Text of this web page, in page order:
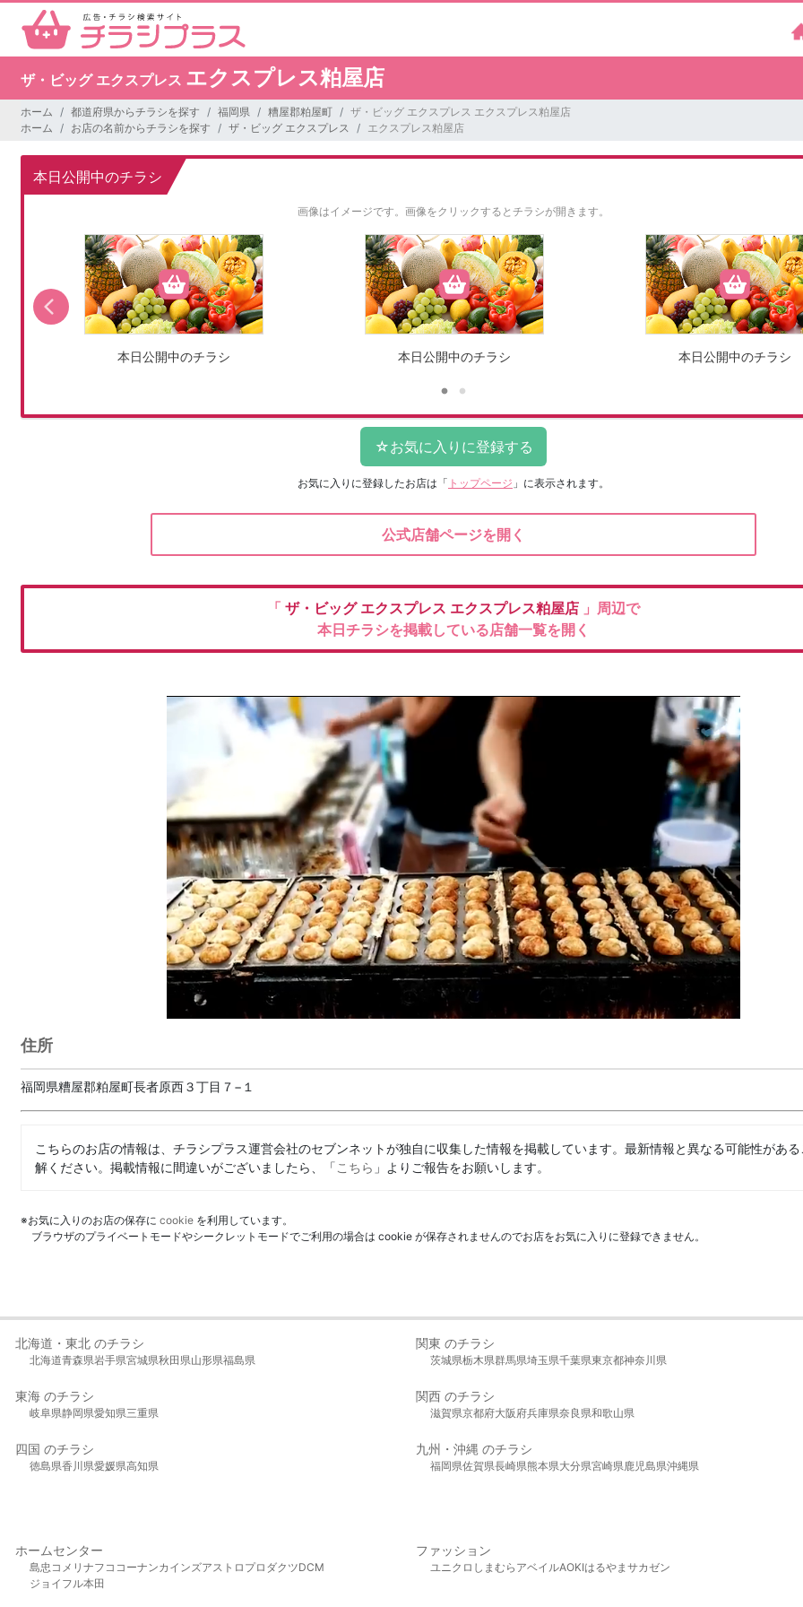
ザ・ビッグ エクスプレス エクスプレス粕屋店
ホーム 都道府県からチラシを探す 福岡県 糟屋郡粕屋町
ザ・ビッグ エクスプレス エクスプレス粕屋店
ホーム
お店の名前からチラシを探す ザ・ビッグ エクスプレス エクスプレス粕屋店
本日公開中のチラシ
画像はイメージです。 画像をクリックするとチラシが開きます。
本日公開中のチラシ 本日公開中のチラシ 本日公開中のチラシ
お気に入りに登録したお店は 「 トップページ 」に表示されます。
公式店舗ページを開く
「 ザ・ビッグ エクスプレス エクスプレス粕屋店 」周辺で
本日チラシを掲載している店舗一覧を開く
住所
福岡県糟屋郡粕屋町長者原西３丁目７−１
こちらのお店の情報は、チラシプラス運営会社のセブンネットが独自に収集した情報を掲載しています。最新情報と異なる可能性があ
解ください。掲載情報に間違いがございましたら、「こちら 」よりご報告をお願いします。
※お気に入りのお店の保存に cookie を利用しています。
ブラウザのプライベートモードやシークレットモードでご利用の場合は cookie が保存されませんのでお店をお気に入りに登録できません。
北海道・東北 のチラシ
北海道青森県岩手県宮城県秋田県山形県福島県
関東 のチラシ
茨城県栃木県群馬県埼玉県千葉県東京都神奈川県
東海 のチラシ
岐阜県静岡県愛知県三重県
関西 のチラシ
滋賀県京都府大阪府兵庫県奈良県和歌山県
四国 のチラシ
徳島県香川県愛媛県高知県
九州・沖縄 のチラシ
福岡県佐賀県長崎県熊本県大分県宮崎県鹿児島県沖縄県
ホームセンター
島忠 コメリ ナフコ コーナンカインズアストロプロダクツDCM
ジョイフル本田
ファッション
ユニクロ しまむら アベイルAOKIはるやま サカゼン